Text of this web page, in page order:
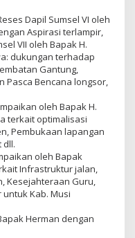
Dapil Sumsel VI oleh
Aspirasi terlampir,
VII oleh Bapak H.
dukungan terhadap
Gantung,
Pasca Bencana longsor,
oleh Bapak H.
terkait optimalisasi
Pembukaan lapangan
dll.
oleh Bapak
Infrastruktur jalan,
Kesejahteraan Guru,
Kab. Musi
Herman dengan